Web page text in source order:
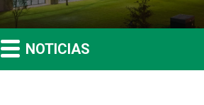
NOTICIAS